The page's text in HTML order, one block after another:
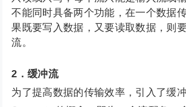
不能同时具备两个功能，在一个数据
果既要写入数据，又要读取数据，则
流。
2．缓冲流
为了提高数据的传输效率，引入了缓